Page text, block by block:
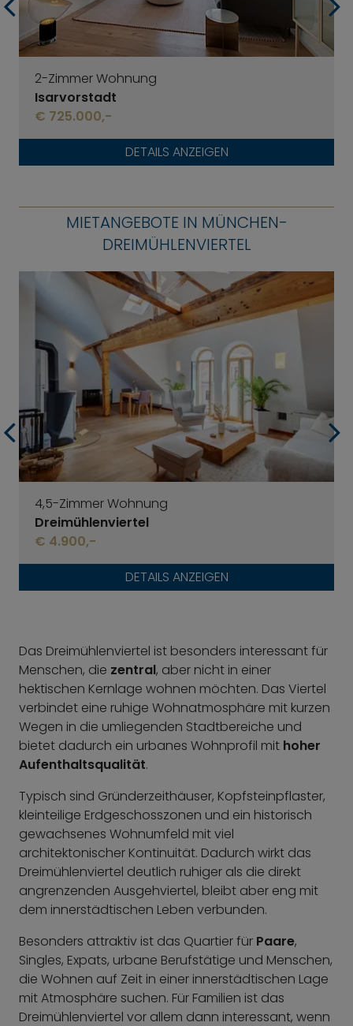
2-Zimmer Wohnung
Isarvorstadt
€ 725.000,-
DETAILS ANZEIGEN
MIETANGEBOTE IN MÜNCHEN-
DREIMÜHLENVIERTEL
4,5-Zimmer Wohnung
Dreimühlenviertel
€ 4.900,-
DETAILS ANZEIGEN
Das Dreimühlenviertel ist besonders interessant für
Menschen, die zentral, aber nicht in einer
hektischen Kernlage wohnen möchten. Das Viertel
verbindet eine ruhige Wohnatmosphäre mit kurzen
Wegen in die umliegenden Stadtbereiche und
bietet dadurch ein urbanes Wohnprofil mit hoher
Aufenthaltsqualität.
Typisch sind Gründerzeithäuser, Kopfsteinpflaster,
kleinteilige Erdgeschosszonen und ein historisch
gewachsenes Wohnumfeld mit viel
architektonischer Kontinuität. Dadurch wirkt das
Dreimühlenviertel deutlich ruhiger als die direkt
angrenzenden Ausgehviertel, bleibt aber eng mit
dem innerstädtischen Leben verbunden.
Besonders attraktiv ist das Quartier für Paare,
Singles, Expats, urbane Berufstätige und Menschen,
die Wohnen auf Zeit in einer innerstädtischen Lage
mit Atmosphäre suchen. Für Familien ist das
Dreimühlenviertel vor allem dann interessant, wenn